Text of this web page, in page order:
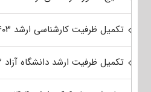
تکمیل ظرفیت کارشناسی ارشد ۱۴۰۳
تکمیل ظرفیت ارشد دانشگاه آزاد ۱۴۰۳